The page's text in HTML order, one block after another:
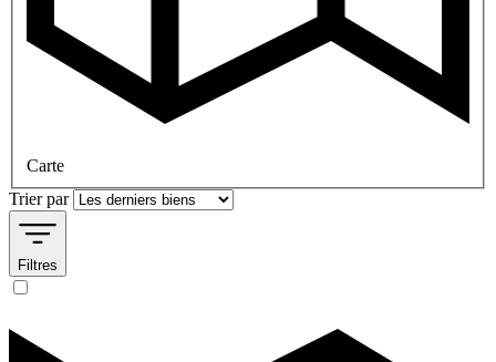
Carte
Trier par
Filtres